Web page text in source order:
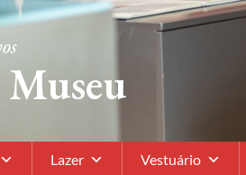
Lazer Vestuário